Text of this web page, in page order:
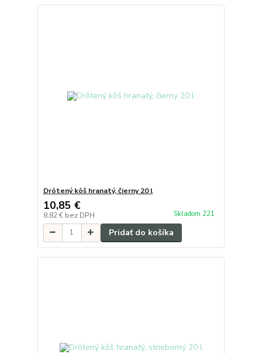
Drôtený kôš hranatý, čierny 20 l
10,85 €
8,82 € bez DPH Skladom 221
Pridať do košíka